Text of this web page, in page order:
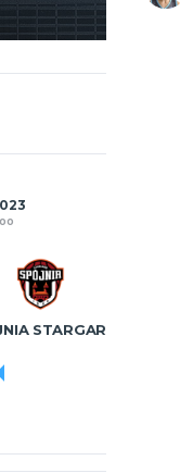
STARGARD